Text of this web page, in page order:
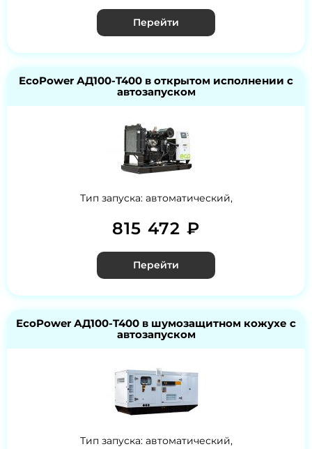
Перейти
EcoPower АД100-T400 в открытом исполнении с
автозапуском
Тип запуска: автоматический,
815 472 ₽
Перейти
EcoPower АД100-T400 в шумозащитном кожухе с
автозапуском
Тип запуска: автоматический,